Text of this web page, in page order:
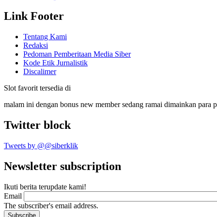
Link Footer
Tentang Kami
Redaksi
Pedoman Pemberitaan Media Siber
Kode Etik Jurnalistik
Discalimer
Slot favorit tersedia di
malam ini dengan bonus new member sedang ramai dimainkan para
Twitter block
Tweets by @@siberklik
Newsletter subscription
Ikuti berita terupdate kami!
Email
The subscriber's email address.